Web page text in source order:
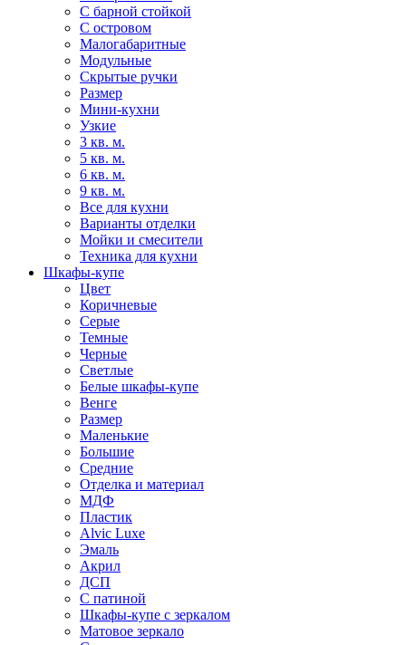
С барной стойкой
С островом
Малогабаритные
Модульные
Скрытые ручки
Размер
Мини-кухни
Узкие
3 кв. м.
5 кв. м.
6 кв. м.
9 кв. м.
Все для кухни
Варианты отделки
Мойки и смесители
Техника для кухни
Шкафы-купе
Цвет
Коричневые
Серые
Темные
Черные
Светлые
Белые шкафы-купе
Венге
Размер
Маленькие
Большие
Средние
Отделка и материал
МДФ
Пластик
Alvic Luxe
Эмаль
Акрил
ДСП
С патиной
Шкафы-купе с зеркалом
Матовое зеркало